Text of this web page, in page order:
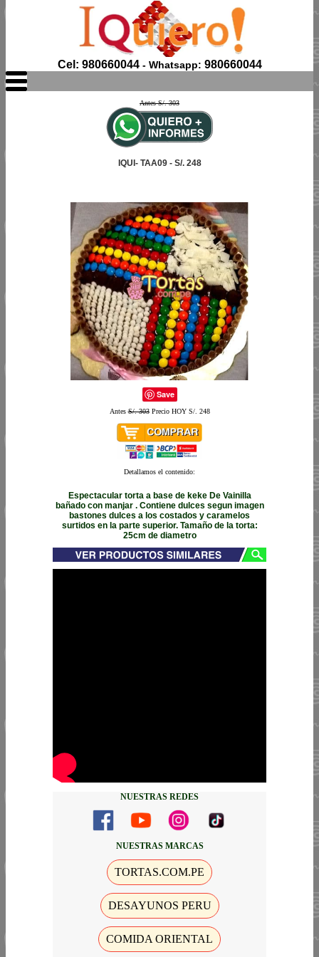
Cel: 980660044- Whatsapp: 980660044
Antes S/. 303
IQUI- TAA09 - S/. 248
Save
AntesS/. 303Precio HOY S/. 248
Detallamos el contenido:
Espectacular torta a base de keke De Vainilla
bañado con manjar . Contiene dulces segun imagen
bastones dulces a los costados y caramelos
surtidos en la parte superior. Tamaño de la torta:
25cm de diametro
NUESTRAS REDES
NUESTRAS MARCAS
TORTAS.COM.PE
DESAYUNOS PERU
COMIDA ORIENTAL